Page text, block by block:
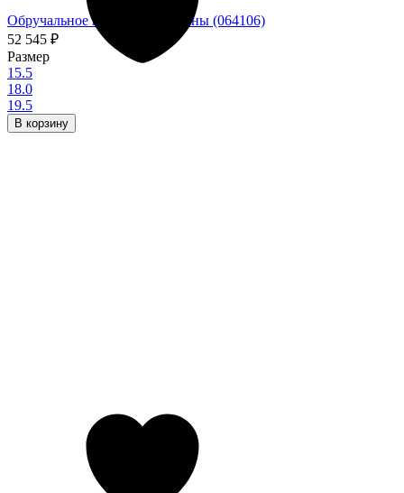
Обручальное кольцо из платины (064106)
52 545 ₽
Размер
15.5
18.0
19.5
В корзину